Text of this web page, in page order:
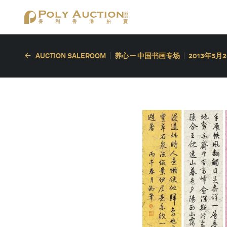
AUCTION SALEROOM 养心 — 中国书画专场 2013年5月